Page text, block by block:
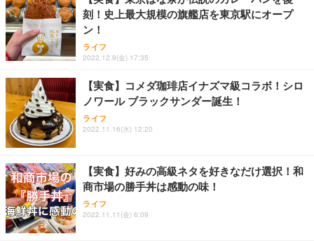
刻！史上最大規模の旗艦店を東京駅にオープ
ン！
ライフ
2022.12.9(金) 17:35
【実食】コメダ珈琲店イナズマ級コラボ！シロ
ノワール ブラックサンダー誕生！
ライフ
2022.11.16(水) 12:20
【実食】好みの高級ネタを好きなだけ選択！和
商市場の勝手丼は感動の味！
ライフ
2022.11.11(金) 6:09